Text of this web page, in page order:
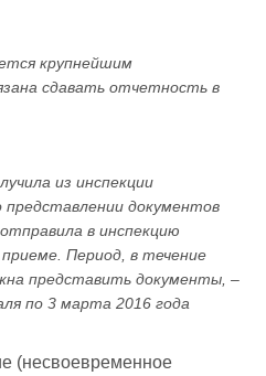
крупнейшим
сдавать отчетность в
из инспекции
документов
в инспекцию
Период, в течение
представить документы, –
по 3 марта 2016 года
(несвоевременное